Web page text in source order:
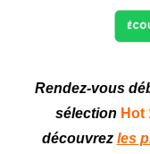
Rendez-vous
sélection Hot
découvrez les